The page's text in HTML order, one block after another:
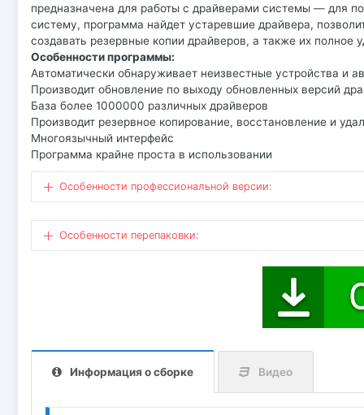
предназначена для работы с драйверами системы — для
систему, программа найдет устаревшие драйвера,
создавать резервные копии драйверов, а также их полное
Особенности программы:
Автоматически обнаруживает неизвестные устройства и
Производит обновление по выходу обновленных версий
База более 1000000 различных драйверов
Производит резервное копирование, восстановление и
Многоязычный интерфейс
Программа крайне проста в использовании
Особенности профессиональной версии:
Особенности перепаковки:
Информация о сборке Видео